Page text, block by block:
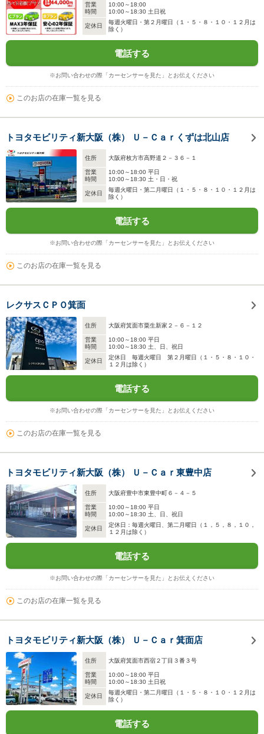
営業
時間
10:00～18:00
10:00～18:30 土日祝
定休日
毎週火曜日・第２月曜日（１・５・８・１０・１２月は
除く）
電話する
※お問い合わせの際「カーセンサーを見た」とお伝えください
このお店の在庫一覧を見る
トヨタモビリティ新大阪（株） Ｕ－Ｃａｒくずは北山店
住所 大阪府枚方市高野道２－３６－１
営業
時間
10:00～18:00 平日
10:00～18:30 土・日・祝
定休日
毎週火曜日・第二月曜日（１・５・８・１０・１２月は
除く）
電話する
※お問い合わせの際「カーセンサーを見た」とお伝えください
このお店の在庫一覧を見る
レクサスＣＰＯ箕面
住所 大阪府箕面市粟生新家２－６－１２
営業
時間
10:00～18:00 平日
10:00～18:30 土、日、祝日
定休日
定休日 毎週火曜日 第２月曜日（１・５・８・１０・
１２月は除く）
電話する
※お問い合わせの際「カーセンサーを見た」とお伝えください
このお店の在庫一覧を見る
トヨタモビリティ新大阪（株） Ｕ－Ｃａｒ東豊中店
住所 大阪府豊中市東豊中町６－４－５
営業
時間
10:00～18:00 平日
10:00～18:30 土、日、祝日
定休日
定休日：毎週火曜日、第二月曜日（１，５，８，１０，
１２月は除く）
電話する
※お問い合わせの際「カーセンサーを見た」とお伝えください
このお店の在庫一覧を見る
トヨタモビリティ新大阪（株） Ｕ－Ｃａｒ箕面店
住所 大阪府箕面市西宿２丁目３番３号
営業
時間
10:00～18:00 平日
10:00～18:30 土日祝
定休日
毎週火曜日・第二月曜日（１・５・８・１０・１２月は
除く）
電話する